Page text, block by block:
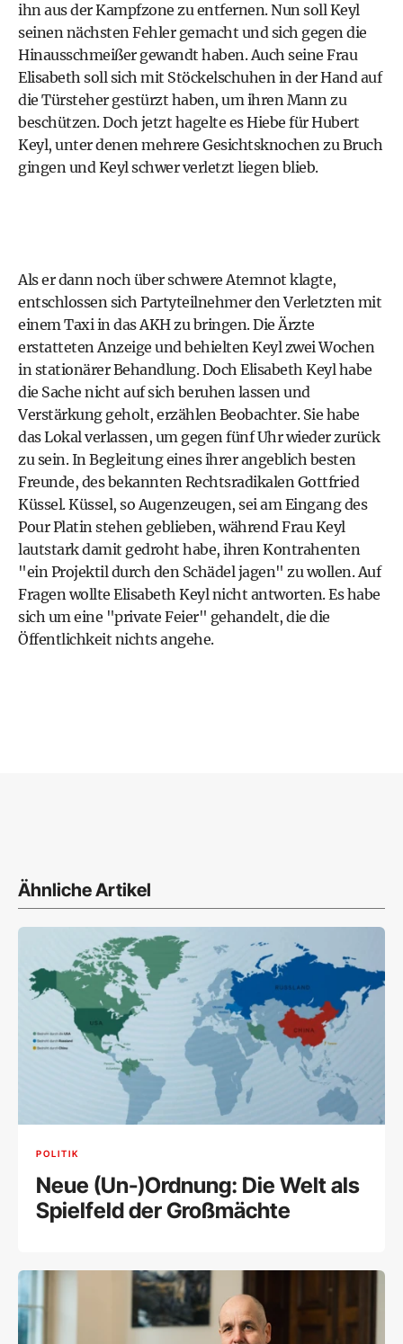
ihn aus der Kampfzone zu entfernen. Nun soll Keyl
seinen nächsten Fehler gemacht und sich gegen die
Hinausschmeißer gewandt haben. Auch seine Frau
Elisabeth soll sich mit Stöckelschuhen in der Hand auf
die Türsteher gestürzt haben, um ihren Mann zu
beschützen. Doch jetzt hagelte es Hiebe für Hubert
Keyl, unter denen mehrere Gesichtsknochen zu Bruch
gingen und Keyl schwer verletzt liegen blieb.
Als er dann noch über schwere Atemnot klagte,
entschlossen sich Partyteilnehmer den Verletzten mit
einem Taxi in das AKH zu bringen. Die Ärzte
erstatteten Anzeige und behielten Keyl zwei Wochen
in stationärer Behandlung. Doch Elisabeth Keyl habe
die Sache nicht auf sich beruhen lassen und
Verstärkung geholt, erzählen Beobachter. Sie habe
das Lokal verlassen, um gegen fünf Uhr wieder zurück
zu sein. In Begleitung eines ihrer angeblich besten
Freunde, des bekannten Rechtsradikalen Gottfried
Küssel. Küssel, so Augenzeugen, sei am Eingang des
Pour Platin stehen geblieben, während Frau Keyl
lautstark damit gedroht habe, ihren Kontrahenten
"ein Projektil durch den Schädel jagen" zu wollen. Auf
Fragen wollte Elisabeth Keyl nicht antworten. Es habe
sich um eine "private Feier" gehandelt, die die
Öffentlichkeit nichts angehe.
Ähnliche Artikel
POLITIK
Neue (Un-)Ordnung: Die Welt als
Spielfeld der Großmächte